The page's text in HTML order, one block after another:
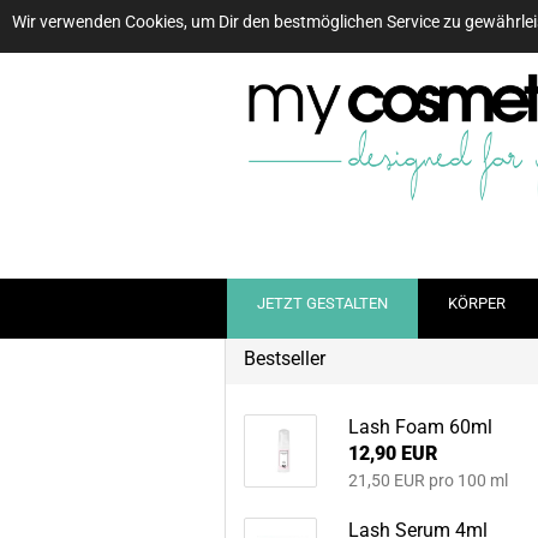
Wir verwenden Cookies, um Dir den bestmöglichen Service zu
JETZT GESTALTEN KÖRPER
Bestseller
Lash Foam 60ml
12,90 EUR
21,50 EUR pro 100 ml
Lash Serum 4ml